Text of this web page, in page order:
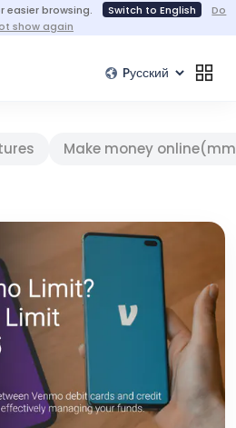
easier browsing. Switch to English
Do
show again
Make money